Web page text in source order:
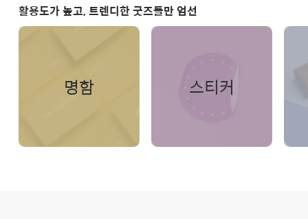
활용도가 높고, 트렌디한 굿즈들만 엄선
명함 스티커